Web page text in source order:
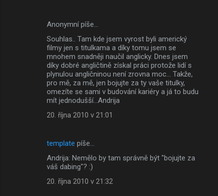
Anonymní píše…
Souhlas.. Tam kde jsem vyrost byli americký
filmy jen s titulkama a díky tomu jsem se
mnohem snadněji naučil anglicky. Dnes jsem
díky dobré angličtině získal práci protože lidí s
plynulou angličninou není zrovna moc... Takže,
pro mě, za mě, jen bojujte za ty vaše titulky,
omezíte se sami v budování kariéry a já to budu
mít jednodušší...Andrija
20. října 2010 v 21:01
template píše…
Andrija: Nemělo by tam správně být "bojujte za
váš dabing"? :)
20. října 2010 v 21:32